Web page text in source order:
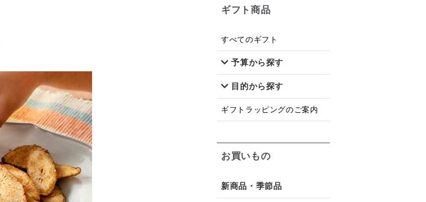
ギフト商品
すべてのギフト
予算から探す
目的から探す
ギフトラッピングのご案内
お買いもの
新商品・季節品